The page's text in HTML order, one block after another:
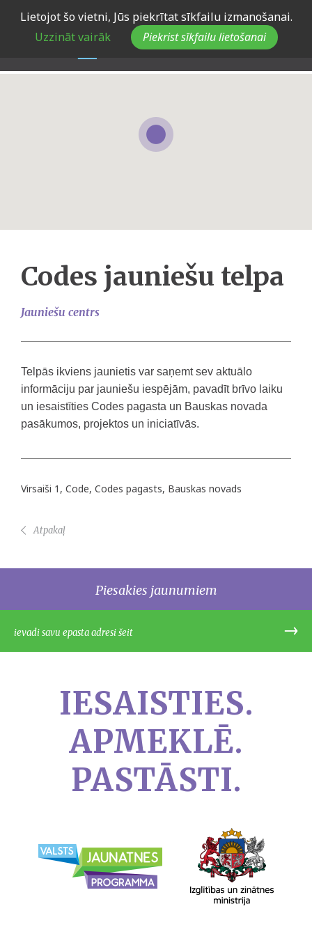
Lietojot šo vietni, Jūs piekrītat sīkfailu izmanošanai.
Uzzināt vairāk
Piekrist sīkfailu lietošanai
Codes jauniešu telpa
Jauniešu centrs
Telpās ikviens jaunietis var saņemt sev aktuālo
informāciju par jauniešu iespējām, pavadīt brīvo laiku
un iesaistīties Codes pagasta un Bauskas novada
pasākumos, projektos un iniciatīvās.
Virsaiši 1, Code, Codes pagasts, Bauskas novads
Atpakaļ
Piesakies jaunumiem
IESAISTIES.
APMEKLĒ.
PASTĀSTI.